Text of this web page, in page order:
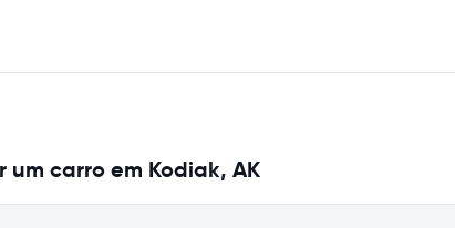
carro em Kodiak, AK